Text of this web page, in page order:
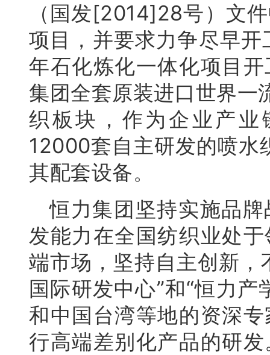
（国发[2014]28号）文
项目，并要求力争尽早
年石化炼化一体化项目
集团全套原装进口世界一
织板块，作为企业产
12000套自主研发的喷
其配套设备。
恒力集团坚持实施品
发能力在全国纺织业处
端市场，坚持自主创新，
国际研发中心”和“恒力
和中国台湾等地的资深
行高端差别化产品的研